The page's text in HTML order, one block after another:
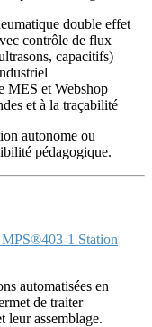
double effet
contrôle de flux
capacitifs)
MES et Webshop
et à la traçabilité
autonome ou
pédagogique.
automatisées en
de traiter
leur assemblage.